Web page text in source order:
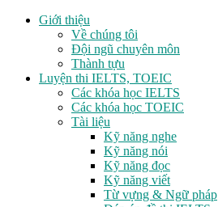
Giới thiệu
Về chúng tôi
Đội ngũ chuyên môn
Thành tựu
Luyện thi IELTS, TOEIC
Các khóa học IELTS
Các khóa học TOEIC
Tài liệu
Kỹ năng nghe
Kỹ năng nói
Kỹ năng đọc
Kỹ năng viết
Từ vựng & Ngữ pháp